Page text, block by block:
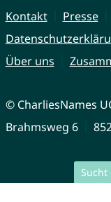
Sucht
Kontakt Presse
Über uns
© CharliesNames
Brahmsweg 6